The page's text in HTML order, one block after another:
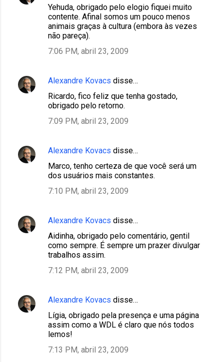
Yehuda, obrigado pelo elogio fiquei muito
contente. Afinal somos um pouco menos
animais graças à cultura (embora às vezes
não pareça).
7:06 PM, abril 23, 2009
Alexandre Kovacs disse…
Ricardo, fico feliz que tenha gostado,
obrigado pelo retorno.
7:09 PM, abril 23, 2009
Alexandre Kovacs disse…
Marco, tenho certeza de que você será um
dos usuários mais constantes.
7:10 PM, abril 23, 2009
Alexandre Kovacs disse…
Aidinha, obrigado pelo comentário, gentil
como sempre. É sempre um prazer divulgar
trabalhos assim.
7:12 PM, abril 23, 2009
Alexandre Kovacs disse…
Lígia, obrigado pela presença e uma página
assim como a WDL é claro que nós todos
lemos!
7:13 PM, abril 23, 2009